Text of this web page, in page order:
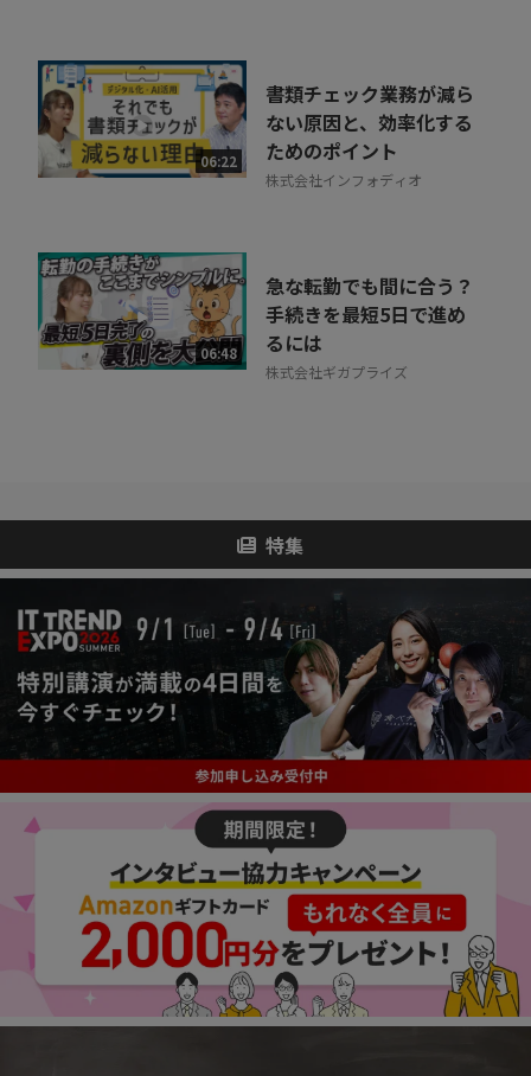
06:22
書類チェック業務が減ら
ない原因と、効率化する
ためのポイント
株式会社インフォディオ
06:48
急な転勤でも間に合う？
手続きを最短5日で進め
るには
株式会社ギガプライズ
特集